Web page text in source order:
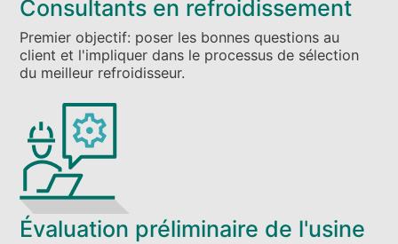
Consultants en refroidissement
Premier objectif: poser les bonnes questions au
client et l'impliquer dans le processus de sélection
du meilleur refroidisseur.
Évaluation préliminaire de l'usine